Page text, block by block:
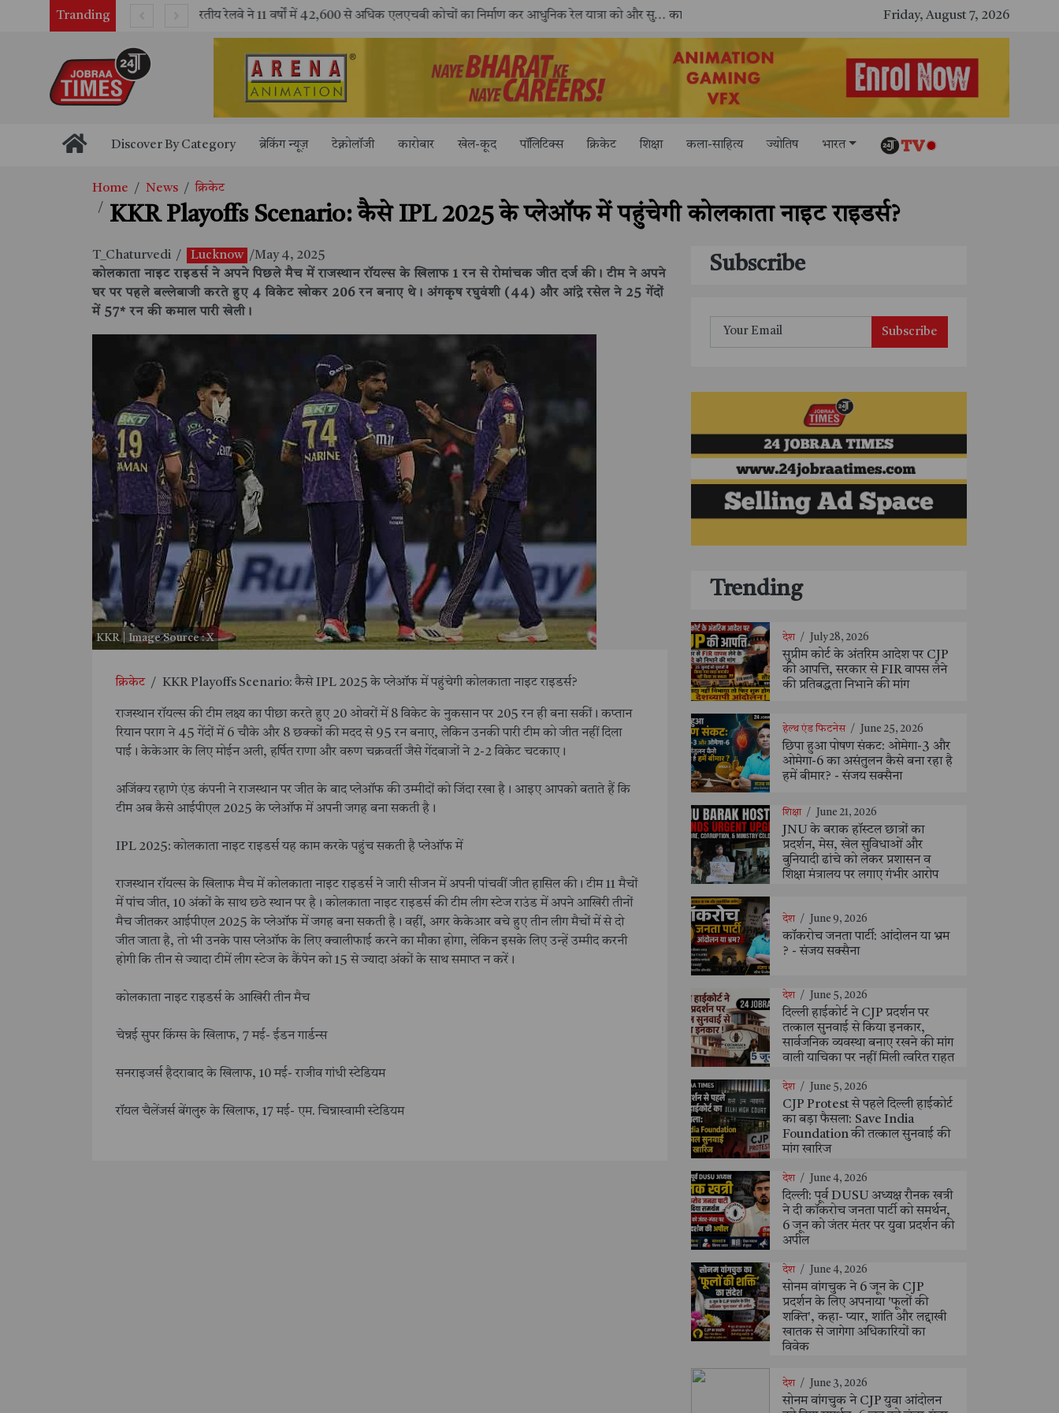
Tranding भारतीय रेलवे ने 11 वर्षों में 42,600 से अधिक एलएचबी कोचों का निर्माण कर आधुनिक रेल यात्रा को और सुरक्षित बनाया Friday, August 7, 2026
Discover By Category ब्रेकिंग न्यूज़ टेक्नोलॉजी कारोबार खेल-कूद पॉलिटिक्स क्रिकेट शिक्षा कला-साहित्य ज्योतिष भारत
Home News क्रिकेट
KKR Playoffs Scenario: कैसे IPL 2025 के प्लेऑफ में पहुंचेगी कोलकाता नाइट राइडर्स?
T_Chaturvedi / Lucknow /May 4, 2025
कोलकाता नाइट राइडर्स ने अपने पिछले मैच में राजस्थान रॉयल्स के खिलाफ 1 रन से रोमांचक जीत दर्ज की। टीम ने अपने
घर पर पहले बल्लेबाजी करते हुए 4 विकेट खोकर 206 रन बनाए थे। अंगकृष रघुवंशी (44) और आंद्रे रसेल ने 25 गेंदों
में 57* रन की कमाल पारी खेली।
KKR | Image Source : X
क्रिकेट / KKR Playoffs Scenario: कैसे IPL 2025 के प्लेऑफ में पहुंचेगी कोलकाता नाइट राइडर्स?
राजस्थान रॉयल्स की टीम लक्ष्य का पीछा करते हुए 20 ओवरों में 8 विकेट के नुकसान पर 205 रन ही बना सकीं। कप्तान
रियान पराग ने 45 गेंदों में 6 चौके और 8 छक्कों की मदद से 95 रन बनाए, लेकिन उनकी पारी टीम को जीत नहीं दिला
पाई। केकेआर के लिए मोईन अली, हर्षित राणा और वरुण चक्रवर्ती जैसे गेंदबाजों ने 2-2 विकेट चटकाए।
अजिंक्य रहाणे एंड कंपनी ने राजस्थान पर जीत के बाद प्लेऑफ की उम्मीदों को जिंदा रखा है। आइए आपको बताते हैं कि
टीम अब कैसे आईपीएल 2025 के प्लेऑफ में अपनी जगह बना सकती है।
IPL 2025: कोलकाता नाइट राइडर्स यह काम करके पहुंच सकती है प्लेऑफ में
राजस्थान रॉयल्स के खिलाफ मैच में कोलकाता नाइट राइडर्स ने जारी सीजन में अपनी पांचवीं जीत हासिल की। टीम 11 मैचों
में पांच जीत, 10 अंकों के साथ छठे स्थान पर है। कोलकाता नाइट राइडर्स की टीम लीग स्टेज राउंड में अपने आखिरी तीनों
मैच जीतकर आईपीएल 2025 के प्लेऑफ में जगह बना सकती है। वहीं, अगर केकेआर बचे हुए तीन लीग मैचों में से दो
जीत जाता है, तो भी उनके पास प्लेऑफ के लिए क्वालीफाई करने का मौका होगा, लेकिन इसके लिए उन्हें उम्मीद करनी
होगी कि तीन से ज्यादा टीमें लीग स्टेज के कैंपेन को 15 से ज्यादा अंकों के साथ समाप्त न करें।
कोलकाता नाइट राइडर्स के आखिरी तीन मैच
चेन्नई सुपर किंग्स के खिलाफ, 7 मई- ईडन गार्डन्स
सनराइजर्स हैदराबाद के खिलाफ, 10 मई- राजीव गांधी स्टेडियम
रॉयल चैलेंजर्स बेंगलुरु के खिलाफ, 17 मई- एम. चिन्नास्वामी स्टेडियम
Subscribe
Subscribe
Trending
देश / July 28, 2026
सुप्रीम कोर्ट के अंतरिम आदेश पर CJP
की आपत्ति, सरकार से FIR वापस लेने
की प्रतिबद्धता निभाने की मांग
हेल्थ एंड फिटनेस / June 25, 2026
छिपा हुआ पोषण संकट: ओमेगा-3 और
ओमेगा-6 का असंतुलन कैसे बना रहा है
हमें बीमार? - संजय सक्सैना
शिक्षा / June 21, 2026
JNU के बराक हॉस्टल छात्रों का
प्रदर्शन, मेस, खेल सुविधाओं और
बुनियादी ढांचे को लेकर प्रशासन व
शिक्षा मंत्रालय पर लगाए गंभीर आरोप
देश / June 9, 2026
कॉकरोच जनता पार्टी: आंदोलन या भ्रम
? - संजय सक्सैना
देश / June 5, 2026
दिल्ली हाईकोर्ट ने CJP प्रदर्शन पर
तत्काल सुनवाई से किया इनकार,
सार्वजनिक व्यवस्था बनाए रखने की मांग
वाली याचिका पर नहीं मिली त्वरित राहत
देश / June 5, 2026
CJP Protest से पहले दिल्ली हाईकोर्ट
का बड़ा फैसला: Save India
Foundation की तत्काल सुनवाई की
मांग खारिज
देश / June 4, 2026
दिल्ली: पूर्व DUSU अध्यक्ष रौनक खत्री
ने दी कॉकरोच जनता पार्टी को समर्थन,
6 जून को जंतर मंतर पर युवा प्रदर्शन की
अपील
देश / June 4, 2026
सोनम वांगचुक ने 6 जून के CJP
प्रदर्शन के लिए अपनाया 'फूलों की
शक्ति', कहा- प्यार, शांति और लद्दाखी
खातक से जागेगा अधिकारियों का
विवेक
देश / June 3, 2026
सोनम वांगचुक ने CJP युवा आंदोलन